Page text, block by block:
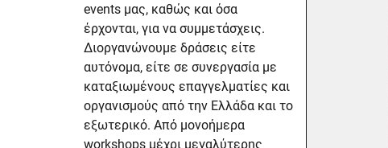
events μας, καθώς και όσα
έρχονται, για να συμμετάσχεις.
Διοργανώνουμε δράσεις είτε
αυτόνομα, είτε σε συνεργασία με
καταξιωμένους επαγγελματίες και
οργανισμούς από την Ελλάδα και το
εξωτερικό. Από μονοήμερα
workshops μέχρι μεγαλύτερης